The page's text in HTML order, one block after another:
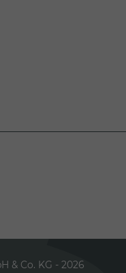
& Co. KG - 2026